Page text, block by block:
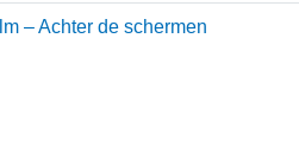
– Achter de schermen